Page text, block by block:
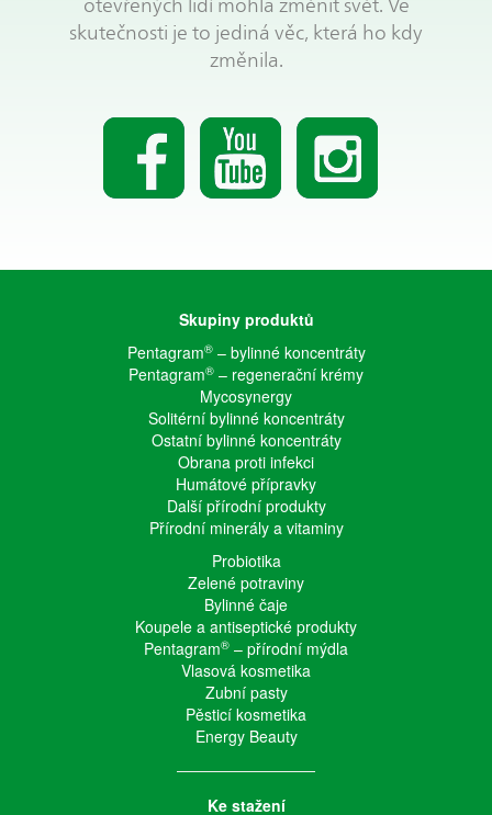
otevřených lidí mohla změnit svět. Ve
skutečnosti je to jediná věc, která ho kdy
změnila.
Skupiny produktů
Pentagram®– bylinné koncentráty
Pentagram® – regenerační krémy
Mycosynergy
Solitérní bylinné koncentráty
Ostatní bylinné koncentráty
Obrana proti infekci
Humátové přípravky
Další přírodní produkty
Přírodní minerály a vitaminy
Probiotika
Zelené potraviny
Bylinné čaje
Koupele a antiseptické produkty
Pentagram® – přírodní mýdla
Vlasová kosmetika
Zubní pasty
Pěsticí kosmetika
Energy Beauty
Ke stažení